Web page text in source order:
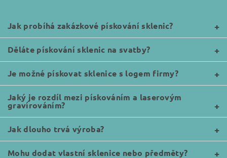
Jak probíhá zakázkové pískování sklenic?
Děláte pískování sklenic na svatby?
Je možné pískovat sklenice s logem firmy?
Jaký je rozdíl mezi pískováním a laserovým
gravírováním?
Jak dlouho trvá výroba?
Mohu dodat vlastní sklenice nebo předměty?